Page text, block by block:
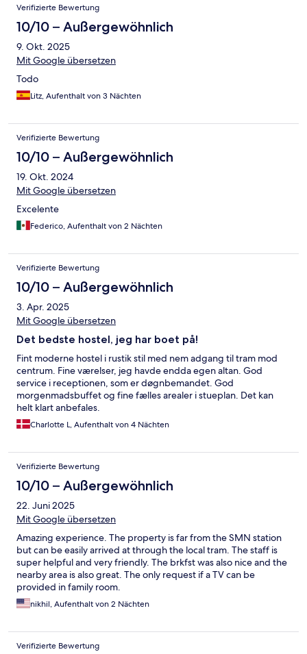
Verifizierte Bewertung
10/10 – Außergewöhnlich
9. Okt. 2025
Mit Google übersetzen
Todo
Litz, Aufenthalt von 3 Nächten
Verifizierte Bewertung
10/10 – Außergewöhnlich
19. Okt. 2024
Mit Google übersetzen
Excelente
Federico, Aufenthalt von 2 Nächten
Verifizierte Bewertung
10/10 – Außergewöhnlich
3. Apr. 2025
Mit Google übersetzen
Det bedste hostel, jeg har boet på!
Fint moderne hostel i rustik stil med nem adgang til tram mod
centrum. Fine værelser, jeg havde endda egen altan. God
service i receptionen, som er døgnbemandet. God
morgenmadsbuffet og fine fælles arealer i stueplan. Det kan
helt klart anbefales.
Charlotte L, Aufenthalt von 4 Nächten
Verifizierte Bewertung
10/10 – Außergewöhnlich
22. Juni 2025
Mit Google übersetzen
Amazing experience. The property is far from the SMN station
but can be easily arrived at through the local tram. The staff is
super helpful and very friendly. The brkfst was also nice and the
nearby area is also great. The only request if a TV can be
provided in family room.
nikhil, Aufenthalt von 2 Nächten
Verifizierte Bewertung